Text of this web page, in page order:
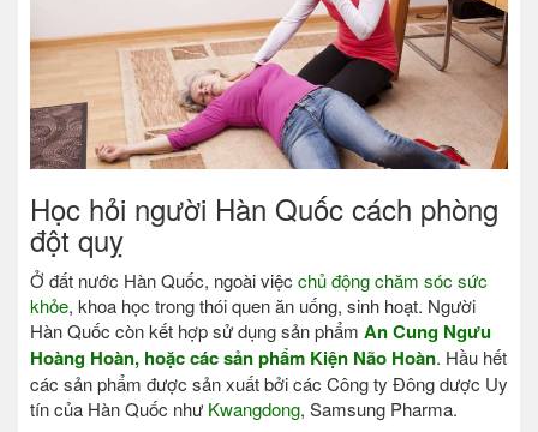
Học hỏi người Hàn Quốc cách phòng
đột quỵ
Ở đất nước Hàn Quốc, ngoài việc chủ động chăm sóc sức
khỏe, khoa học trong thói quen ăn uống, sinh hoạt. Người
Hàn Quốc còn kết hợp sử dụng sản phẩm An Cung Ngưu
Hoàng Hoàn, hoặc các sản phẩm Kiện Não Hoàn. Hầu hết
các sản phẩm được sản xuất bởi các Công ty Đông dược Uy
tín của Hàn Quốc như Kwangdong, Samsung Pharma.